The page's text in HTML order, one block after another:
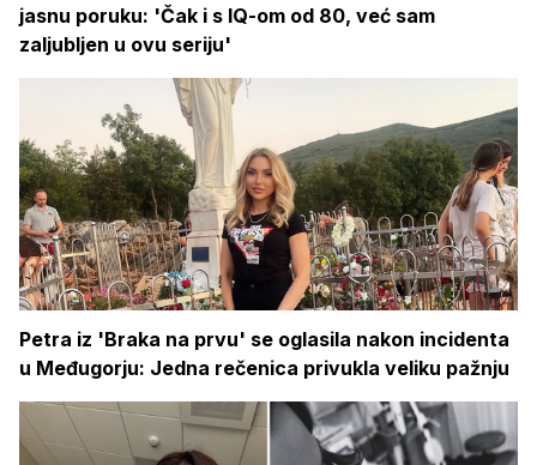
jasnu poruku: 'Čak i s IQ-om od 80, već sam
zaljubljen u ovu seriju'
Petra iz 'Braka na prvu' se oglasila nakon incidenta
u Međugorju: Jedna rečenica privukla veliku pažnju